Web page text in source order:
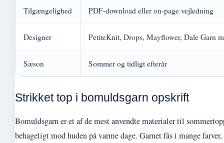
Tilgængelighed PDF-download eller on-page vejledning
Designer PetiteKnit, Drops, Mayflower, Dale Garn
Sæson Sommer og tidligt efterår
Strikket top i bomuldsgarn opskrift
Bomuldsgarn er et af de mest anvendte materialer til
behageligt mod huden på varme dage. Garnet fås i mange